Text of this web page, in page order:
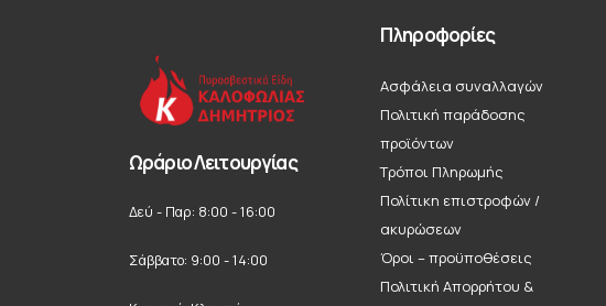
Ωράριο Λειτουργίας
Δεύ - Παρ: 8:00 - 16:00
Σάββατο: 9:00 - 14:00
Πληροφορίες
Ασφάλεια συναλλαγών
Πολιτική παράδοσης
προϊόντων
Τρόποι Πληρωμής
Πολίτικη επιστροφών /
ακυρώσεων
Όροι – προϋποθέσεις
Πολιτική Απορρήτου &